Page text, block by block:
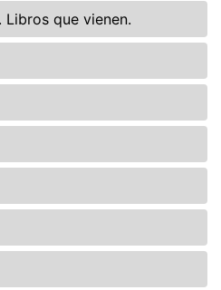
Libros que vienen.